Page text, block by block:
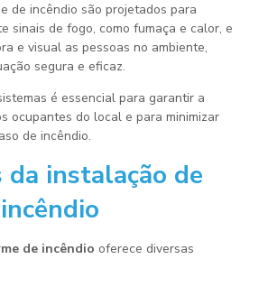
de incêndio são projetados para
sinais de fogo, como fumaça e calor, e
e visual as pessoas no ambiente,
segura e eficaz.
é essencial para garantir a
ocupantes do local e para minimizar
de incêndio.
da instalação de
de incêndio oferece diversas